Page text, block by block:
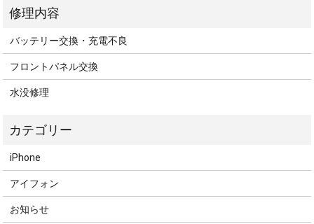
バッテリー交換・充電不良
フロントパネル交換
水没修理
iPhone
アイフォン
お知らせ